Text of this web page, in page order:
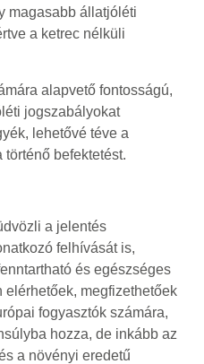
magasabb állatjóléti
a ketrec nélküli
alapvető fontosságú,
jogszabályokat
lehetővé téve a
befektetést.
a jelentés
felhívását is,
és egészséges
megfizethetőek
fogyasztók számára,
hozza, de inkább az
a növényi eredetű